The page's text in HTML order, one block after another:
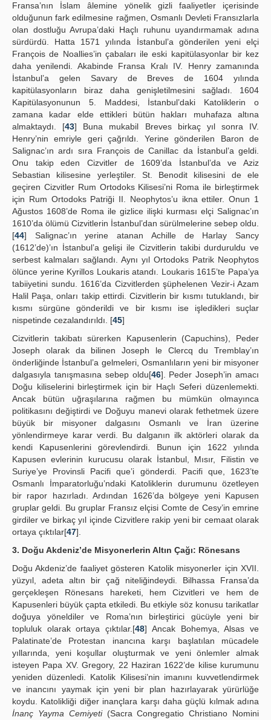
Fransa’nın İslam âlemine yönelik gizli faaliyetler içerisinde
olduğunun fark edilmesine rağmen, Osmanlı Devleti Fransızlarla
olan dostluğu Avrupa’daki Haçlı ruhunu uyandırmamak adına
sürdürdü. Hatta 1571 yılında İstanbul’a gönderilen yeni elçi
François de Noallies’in çabaları ile eski kapitülasyonlar bir kez
daha yenilendi. Akabinde Fransa Kralı IV. Henry zamanında
İstanbul’a gelen Savary de Breves de 1604 yılında
kapitülasyonların biraz daha genişletilmesini sağladı. 1604
Kapitülasyonunun 5. Maddesi, İstanbul’daki Katoliklerin o
zamana kadar elde ettikleri bütün hakları muhafaza altına
almaktaydı. [43] Buna mukabil Breves birkaç yıl sonra IV.
Henry’nin emriyle geri çağrıldı. Yerine gönderilen Baron de
Salignac’ın ardı sıra François de Canillac da İstanbul’a geldi.
Onu takip eden Cizvitler de 1609’da İstanbul’da ve Aziz
Sebastian kilisesine yerleştiler. St. Benodit kilisesini de ele
geçiren Cizvitler Rum Ortodoks Kilisesi’ni Roma ile birleştirmek
için Rum Ortodoks Patriği II. Neophytos’u ikna ettiler. Onun 1
Ağustos 1608’de Roma ile gizlice ilişki kurması elçi Salignac’ın
1610’da ölümü Cizvitlerin İstanbul’dan sürülmelerine sebep oldu.
[44] Salignac’ın yerine atanan Achille de Harlay Sancy
(1612’de)’ın İstanbul’a gelişi ile Cizvitlerin takibi durduruldu ve
serbest kalmaları sağlandı. Aynı yıl Ortodoks Patrik Neophytos
ölünce yerine Kyrillos Loukaris atandı. Loukaris 1615’te Papa’ya
tabiiyetini sundu. 1616’da Cizvitlerden şüphelenen Vezir-i Azam
Halil Paşa, onları takip ettirdi. Cizvitlerin bir kısmı tutuklandı, bir
kısmı sürgüne gönderildi ve bir kısmı ise işledikleri suçlar
nispetinde cezalandırıldı. [45]
Cizvitlerin takibatı sürerken Kapusenlerin (Capuchins), Peder
Joseph olarak da bilinen Joseph le Clercq du Tremblay’ın
önderliğinde İstanbul’a gelmeleri, Osmanlıların yeni bir misyoner
dalgasıyla tanışmasına sebep oldu[46]. Peder Joseph’in amacı
Doğu kiliselerini birleştirmek için bir Haçlı Seferi düzenlemekti.
Ancak bütün uğraşılarına rağmen bu mümkün olmayınca
politikasını değiştirdi ve Doğuyu manevi olarak fethetmek üzere
büyük bir misyoner dalgasını Osmanlı ve İran üzerine
yönlendirmeye karar verdi. Bu dalganın ilk aktörleri olarak da
kendi Kapusenlerini görevlendirdi. Bunun için 1622 yılında
Kapusen evlerinin kurucusu olarak İstanbul, Mısır, Filistin ve
Suriye’ye Provinsli Pacifi que’i gönderdi. Pacifi que, 1623’te
Osmanlı İmparatorluğu’ndaki Katoliklerin durumunu özetleyen
bir rapor hazırladı. Ardından 1626’da bölgeye yeni Kapusen
gruplar geldi. Bu gruplar Fransız elçisi Comte de Cesy’in emrine
girdiler ve birkaç yıl içinde Cizvitlere rakip yeni bir cemaat olarak
ortaya çıktılar[47].
3. Doğu Akdeniz’de Misyonerlerin Altın Çağı: Rönesans
Doğu Akdeniz’de faaliyet gösteren Katolik misyonerler için XVII.
yüzyıl, adeta altın bir çağ niteliğindeydi. Bilhassa Fransa’da
gerçekleşen Rönesans hareketi, hem Cizvitleri ve hem de
Kapusenleri büyük çapta etkiledi. Bu etkiyle söz konusu tarikatlar
doğuya yöneldiler ve Roma’nın birleştirici gücüyle yeni bir
topluluk olarak ortaya çıktılar.[48] Ancak Bohemya, Alsas ve
Palatinate’de Protestan inancına karşı başlatılan mücadele
yıllarında, yeni koşullar oluşturmak ve yeni önlemler almak
isteyen Papa XV. Gregory, 22 Haziran 1622’de kilise kurumunu
yeniden düzenledi. Katolik Kilisesi’nin imanını kuvvetlendirmek
ve inancını yaymak için yeni bir plan hazırlayarak yürürlüğe
koydu. Katolikliği diğer inançlara karşı daha güçlü kılmak adına
İnanç Yayma Cemiyeti(Sacra Congregatio Christiano Nomini